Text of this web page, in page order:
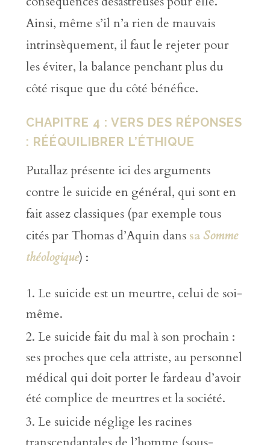
Ainsi, même s’il n’a rien de mauvais
intrinsèquement, il faut le rejeter pour
les éviter, la balance penchant plus du
côté risque que du côté bénéfice.
CHAPITRE 4 : VERS DES RÉPONSES
: RÉÉQUILIBRER L’ÉTHIQUE
Putallaz présente ici des arguments
contre le suicide en général, qui sont en
fait assez classiques (par exemple tous
cités par Thomas d’Aquin dans saSomme
théologique) :
Le suicide est un meurtre, celui de soi-
même.
Le suicide fait du mal à son prochain :
ses proches que cela attriste, au personnel
médical qui doit porter le fardeau d’avoir
été complice de meurtres et la société.
Le suicide néglige les racines